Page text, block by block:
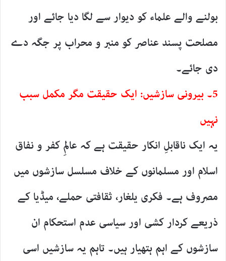
بولنے والے علماء کو دیوار سے لگا دیا جائے اور
مصلحت پسند عناصر کو منبر و محراب پر جگہ دے
دی جائے۔
5۔ بیرونی سازشیں: ایک حقیقت مگر مکمل سبب
نہیں
یہ ایک ناقابلِ انکار حقیقت ہے کہ عالمِ کفر و نفاق
اسلام اور مسلمانوں کے خلاف مسلسل سازشوں میں
مصروف ہے۔ فکری یلغار، ثقافتی حملے، میڈیا کے
ذریعے کردار کشی اور سیاسی عدم استحکام ان
سازشوں کے اہم ہتھیار ہیں۔ تاہم یہ سازشیں اسی